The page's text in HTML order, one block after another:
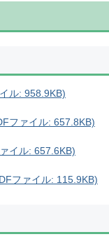
ル: 958.9KB)
ファイル: 657.8KB)
イル: 657.6KB)
ファイル: 115.9KB)